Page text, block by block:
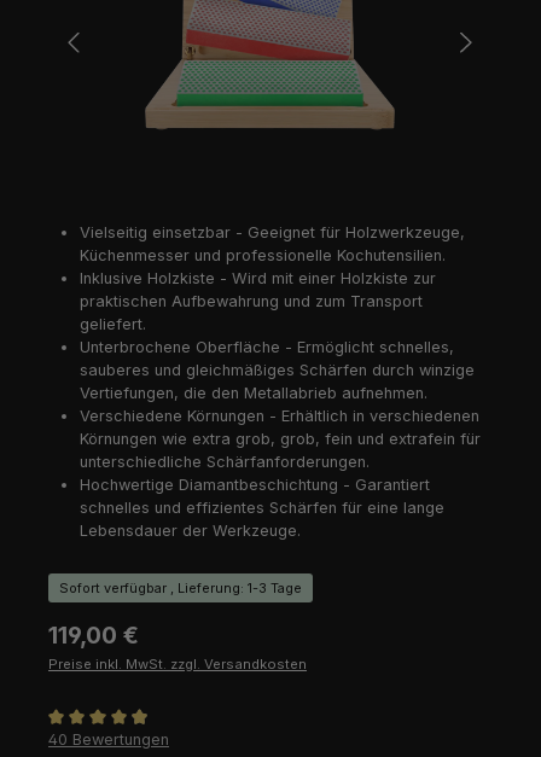
Vielseitig einsetzbar - Geeignet für Holzwerkzeuge,
Küchenmesser und professionelle Kochutensilien.
Inklusive Holzkiste - Wird mit einer Holzkiste zur
praktischen Aufbewahrung und zum Transport
geliefert.
Unterbrochene Oberfläche - Ermöglicht schnelles,
sauberes und gleichmäßiges Schärfen durch winzige
Vertiefungen, die den Metallabrieb aufnehmen.
Verschiedene Körnungen - Erhältlich in verschiedenen
Körnungen wie extra grob, grob, fein und extrafein für
unterschiedliche Schärfanforderungen.
Hochwertige Diamantbeschichtung - Garantiert
schnelles und effizientes Schärfen für eine lange
Lebensdauer der Werkzeuge.
Sofort verfügbar , Lieferung: 1-3 Tage
Regulärer Preis:
119,00 €
Preise inkl. MwSt. zzgl. Versandkosten
Durchschnittliche Bewertung von 4.93 von 5 Sternen
40 Bewertungen